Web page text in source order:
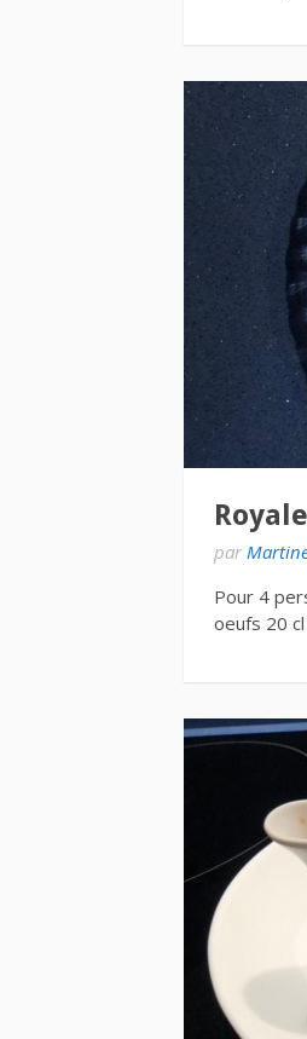
par
Pour 4
oeufs 20